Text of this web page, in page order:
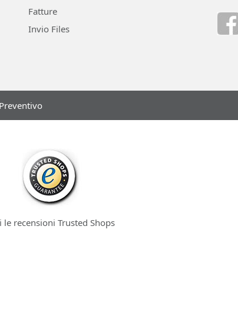
Fatture
Invio Files
le recensioni Trusted Shops